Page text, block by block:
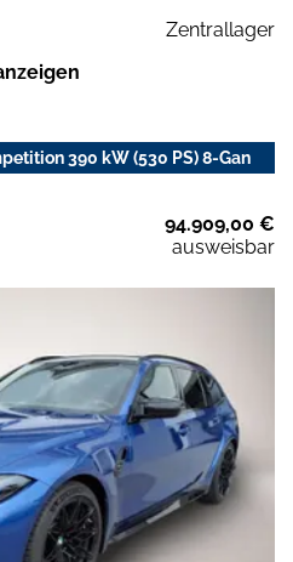
Zentrallager
390 kW (530 PS) 8-Gan
94.909,00 €
ausweisbar